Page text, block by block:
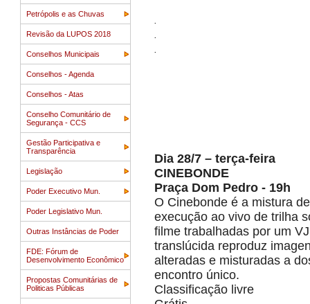
Petrópolis e as Chuvas
Revisão da LUPOS 2018
Conselhos Municipais
Conselhos - Agenda
Conselhos - Atas
Conselho Comunitário de
Segurança - CCS
Gestão Participativa e
Transparência
Legislação
Poder Executivo Mun.
Poder Legislativo Mun.
Outras Instâncias de Poder
FDE: Fórum de
Desenvolvimento Econômico
Propostas Comunitárias de
Politicas Públicas
Dia 28/7 – terça-feira
CINEBONDE
Praça Dom Pedro - 19h
O Cinebonde é a mistura
execução ao vivo de trilha
filme trabalhadas por um
translúcida reproduz
alteradas e misturadas a
encontro único.
Classificação livre